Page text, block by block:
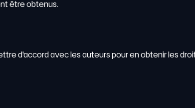
être obtenus.
d'accord avec les auteurs pour en obtenir les